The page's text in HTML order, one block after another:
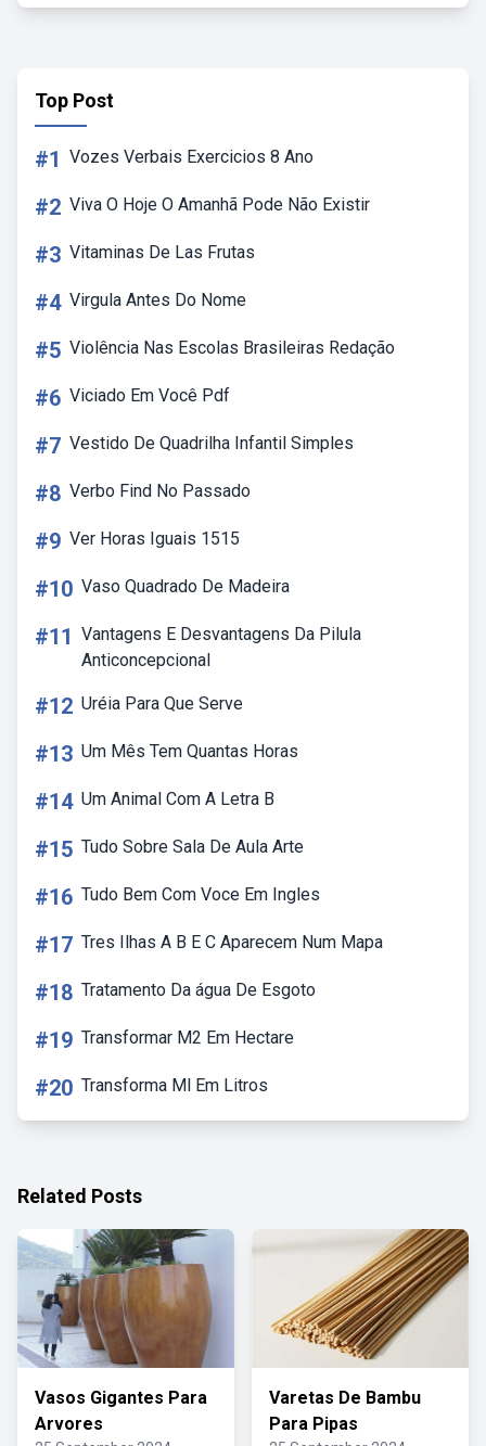
Top Post
#1 Vozes Verbais Exercicios 8 Ano
#2 Viva O Hoje O Amanhã Pode Não Existir
#3 Vitaminas De Las Frutas
#4 Virgula Antes Do Nome
#5 Violência Nas Escolas Brasileiras Redação
#6 Viciado Em Você Pdf
#7 Vestido De Quadrilha Infantil Simples
#8 Verbo Find No Passado
#9 Ver Horas Iguais 1515
#10 Vaso Quadrado De Madeira
#11 Vantagens E Desvantagens Da Pilula
Anticoncepcional
#12 Uréia Para Que Serve
#13 Um Mês Tem Quantas Horas
#14 Um Animal Com A Letra B
#15 Tudo Sobre Sala De Aula Arte
#16 Tudo Bem Com Voce Em Ingles
#17 Tres Ilhas A B E C Aparecem Num Mapa
#18 Tratamento Da água De Esgoto
#19 Transformar M2 Em Hectare
#20 Transforma Ml Em Litros
Related Posts
Vasos Gigantes Para
Arvores
Varetas De Bambu
Para Pipas